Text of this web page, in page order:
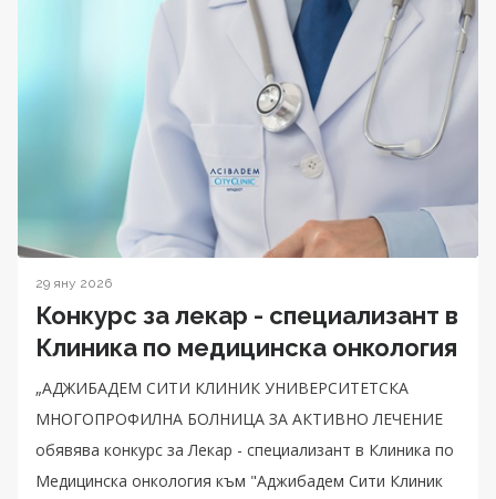
29 яну 2026
Конкурс за лекар - специализант в
Клиника по медицинска онкология
„АДЖИБАДЕМ СИТИ КЛИНИК УНИВЕРСИТЕТСКА
МНОГОПРОФИЛНА БОЛНИЦА ЗА АКТИВНО ЛЕЧЕНИЕ
обявява конкурс за Лекар - специализант в Клиника по
Медицинска онкология към "Аджибадем Сити Клиник